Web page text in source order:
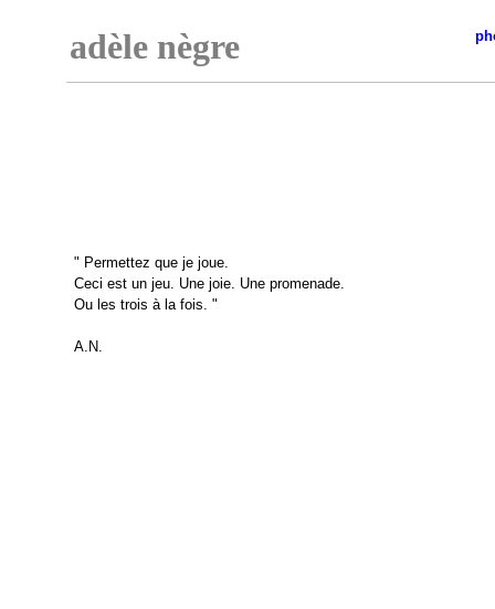
adèle nègre
" Permettez que je joue.
Ceci est un jeu. Une joie. Une promenade.
Ou les trois à la fois. "
A.N.